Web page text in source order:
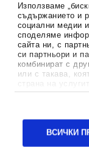
Използваме
съдържанието и
социални медии
споделяме
сайта ни, с
си партньори и
комбинират с
или с такава,
страна на
тук.
ВСИЧКИ
профилактика,
Консултирайте
приемате
преди да
стремим да ви
имате някакви